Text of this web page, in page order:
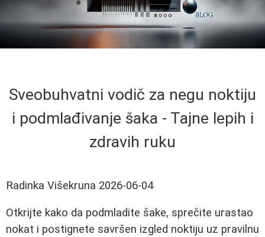
Sveobuhvatni vodič za negu noktiju
i podmlađivanje šaka - Tajne lepih i
zdravih ruku
Radinka Višekruna 2026-06-04
Otkrijte kako da podmladite šake, sprečite urastao
nokat i postignete savršen izgled noktiju uz pravilnu